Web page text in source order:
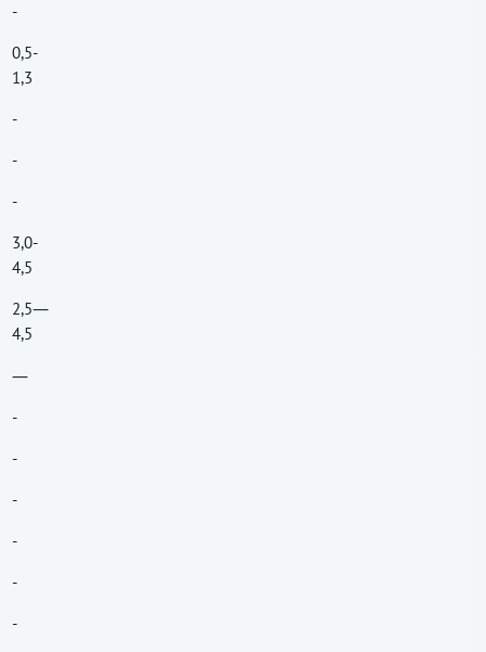
-
0,5-
1,3
-
-
-
3,0-
4,5
2,5―
4,5
―
-
-
-
-
-
-